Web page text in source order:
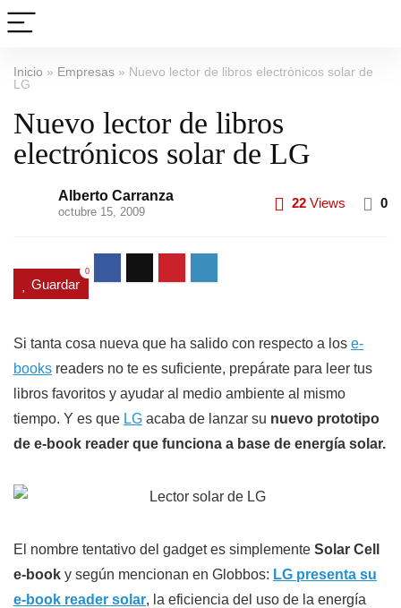
Inicio » Empresas » Nuevo lector de libros electrónicos solar de
LG
Nuevo lector de libros
electrónicos solar de LG
Alberto Carranza
octubre 15, 2009
22 Views 0
Guardar
0
Si tanta cosa nueva que ha salido con respecto a los e-
books readers no te es suficiente, prepárate para leer tus
libros favoritos y ayudar al medio ambiente al mismo
tiempo. Y es que LG acaba de lanzar su nuevo prototipo
de e-book reader que funciona a base de energía solar.
El nombre tentativo del gadget es simplemente Solar Cell
e-book y según mencionan en Globbos: LG presenta su
e-book reader solar, la eficiencia del uso de la energía